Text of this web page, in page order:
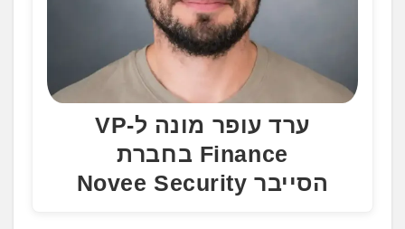
ערד עופר מונה ל-VP
Finance בחברת
הסייבר Novee Security